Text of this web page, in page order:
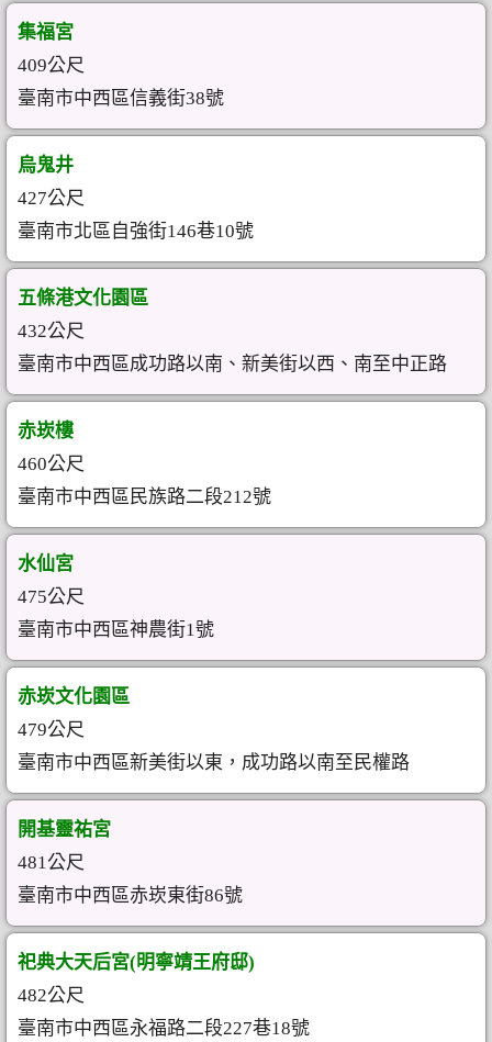
集福宮
409公尺
臺南市中西區信義街38號
烏鬼井
427公尺
臺南市北區自強街146巷10號
五條港文化園區
432公尺
臺南市中西區成功路以南、新美街以西、南至中正路
赤崁樓
460公尺
臺南市中西區民族路二段212號
水仙宮
475公尺
臺南市中西區神農街1號
赤崁文化園區
479公尺
臺南市中西區新美街以東，成功路以南至民權路
開基靈祐宮
481公尺
臺南市中西區赤崁東街86號
祀典大天后宮(明寧靖王府邸)
482公尺
臺南市中西區永福路二段227巷18號